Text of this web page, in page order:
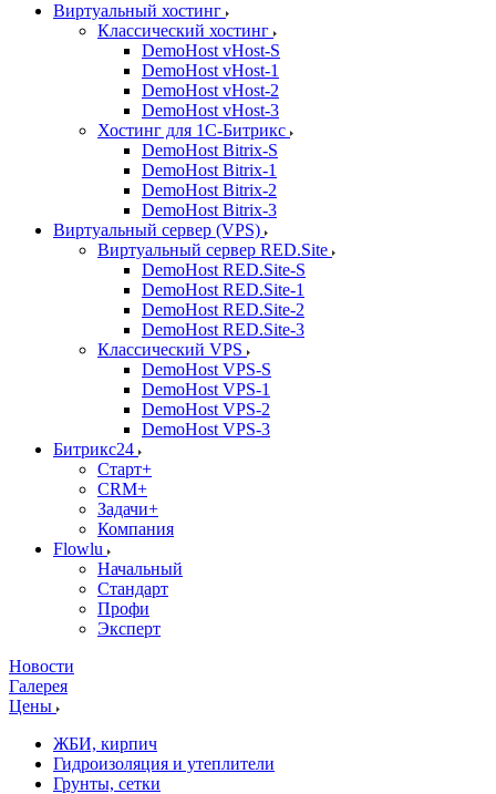
Виртуальный хостинг
Классический хостинг
DemoHost vHost-S
DemoHost vHost-1
DemoHost vHost-2
DemoHost vHost-3
Хостинг для 1С-Битрикс
DemoHost Bitrix-S
DemoHost Bitrix-1
DemoHost Bitrix-2
DemoHost Bitrix-3
Виртуальный сервер (VPS)
Виртуальный сервер RED.Site
DemoHost RED.Site-S
DemoHost RED.Site-1
DemoHost RED.Site-2
DemoHost RED.Site-3
Классический VPS
DemoHost VPS-S
DemoHost VPS-1
DemoHost VPS-2
DemoHost VPS-3
Битрикс24
Старт+
CRM+
Задачи+
Компания
Flowlu
Начальный
Стандарт
Профи
Эксперт
Новости
Галерея
Цены
ЖБИ, кирпич
Гидроизоляция и утеплители
Грунты, сетки